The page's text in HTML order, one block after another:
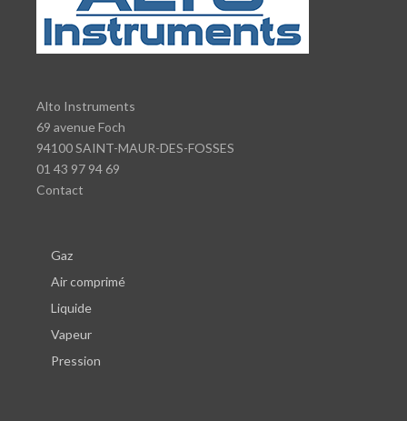
Alto Instruments
69 avenue Foch
94100 SAINT-MAUR-DES-FOSSES
01 43 97 94 69
Contact
Gaz
Air comprimé
Liquide
Vapeur
Pression